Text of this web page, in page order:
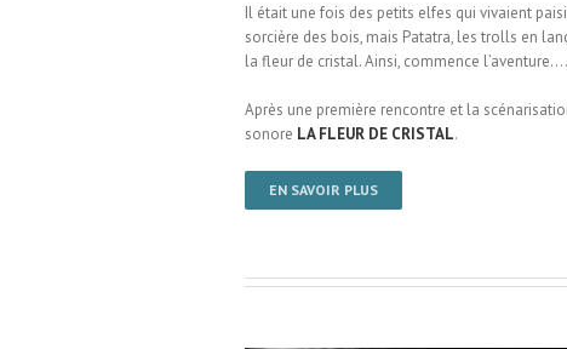
Il était une fois des petits elfes qui vivaient
sorcière des bois, mais Patatra, les trolls en
la fleur de cristal. Ainsi, commence l’aventure….
Après une première rencontre et la
sonore LA FLEUR DE CRISTAL.
EN SAVOIR PLUS